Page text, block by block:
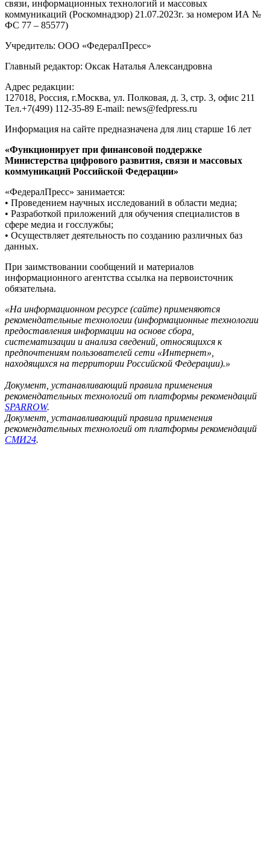
связи, информационных технологий и массовых
коммуникаций (Роскомнадзор) 21.07.2023г. за номером ИА №
ФС 77 – 85577)
Учредитель: ООО «ФедералПресс»
Главный редактор: Оксак Наталья Александровна
Адрес редакции:
127018, Россия, г.Москва, ул. Полковая, д. 3, стр. 3, офис 211
Тел.+7(499) 112-35-89 E-mail: news@fedpress.ru
Информация на сайте предназначена для лиц старше 16 лет
«Функционирует при финансовой поддержке
Министерства цифрового развития, связи и массовых
коммуникаций Российской Федерации»
«ФедералПресс» занимается:
• Проведением научных исследований в области медиа;
• Разработкой приложений для обучения специалистов в
сфере медиа и госслужбы;
• Осуществляет деятельность по созданию различных баз
данных.
При заимствовании сообщений и материалов
информационного агентства ссылка на первоисточник
обязательна.
«На информационном ресурсе (сайте) применяются
рекомендательные технологии (информационные технологии
предоставления информации на основе сбора,
систематизации и анализа сведений, относящихся к
предпочтениям пользователей сети «Интернет»,
находящихся на территории Российской Федерации).»
Документ, устанавливающий правила применения
рекомендательных технологий от платформы рекомендаций
SPARROW.
Документ, устанавливающий правила применения
рекомендательных технологий от платформы рекомендаций
СМИ24.